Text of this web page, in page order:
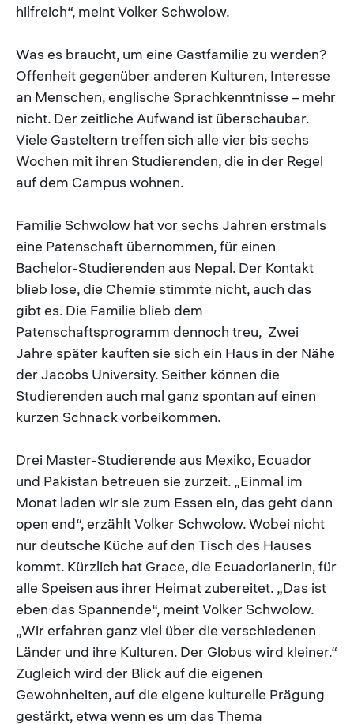
hilfreich“, meint Volker Schwolow.
Was es braucht, um eine Gastfamilie zu werden?
Offenheit gegenüber anderen Kulturen, Interesse
an Menschen, englische Sprachkenntnisse – mehr
nicht. Der zeitliche Aufwand ist überschaubar.
Viele Gasteltern treffen sich alle vier bis sechs
Wochen mit ihren Studierenden, die in der Regel
auf dem Campus wohnen.
Familie Schwolow hat vor sechs Jahren erstmals
eine Patenschaft übernommen, für einen
Bachelor-Studierenden aus Nepal. Der Kontakt
blieb lose, die Chemie stimmte nicht, auch das
gibt es. Die Familie blieb dem
Patenschaftsprogramm dennoch treu, Zwei
Jahre später kauften sie sich ein Haus in der Nähe
der Jacobs University. Seither können die
Studierenden auch mal ganz spontan auf einen
kurzen Schnack vorbeikommen.
Drei Master-Studierende aus Mexiko, Ecuador
und Pakistan betreuen sie zurzeit. „Einmal im
Monat laden wir sie zum Essen ein, das geht dann
open end“, erzählt Volker Schwolow. Wobei nicht
nur deutsche Küche auf den Tisch des Hauses
kommt. Kürzlich hat Grace, die Ecuadorianerin, für
alle Speisen aus ihrer Heimat zubereitet. „Das ist
eben das Spannende“, meint Volker Schwolow.
„Wir erfahren ganz viel über die verschiedenen
Länder und ihre Kulturen. Der Globus wird kleiner.“
Zugleich wird der Blick auf die eigenen
Gewohnheiten, auf die eigene kulturelle Prägung
gestärkt, etwa wenn es um das Thema